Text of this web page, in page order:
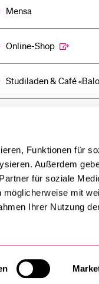
Funktionen für
Außerdem
für soziale
mit
Ihrer Nutzung
Mensa
Online-Shop
Studiladen & Café
Cookie-Einstellungen